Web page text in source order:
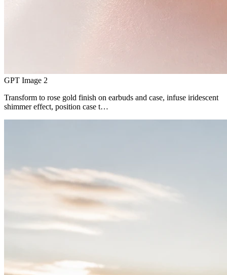
GPT Image 2
Transform to rose gold finish on earbuds and case, infuse iridescent
shimmer effect, position case t…